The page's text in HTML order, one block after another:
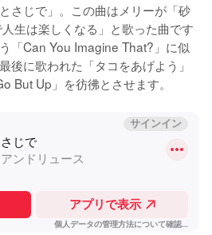
さじで」。この曲はメリーが「砂
生は楽しくなる」と歌った曲です
「Can You Imagine That?」に似
後に歌われた「タコをあげよう」
But Up」を彷彿とさせます。